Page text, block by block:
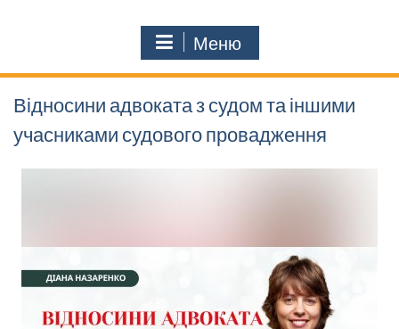
Меню
Відносини адвоката з судом та іншими
учасниками судового провадження